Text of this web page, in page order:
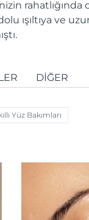
rahatlığında
ışıltıya ve
DIĞER
Yüz Bakımları